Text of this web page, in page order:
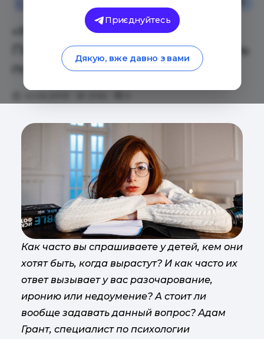
«Кем ты хочешь быть?», или
Почему не следует задавать
подросткам этот вопрос
Как часто вы спрашиваете у детей, кем они
хотят быть, когда вырастут? И как часто их
ответ вызывает у вас разочарование,
иронию или недоумение? А стоит ли
вообще задавать данный вопрос? Адам
Грант, специалист по психологии
Приєднуйтесь
Дякую, вже давно з вами